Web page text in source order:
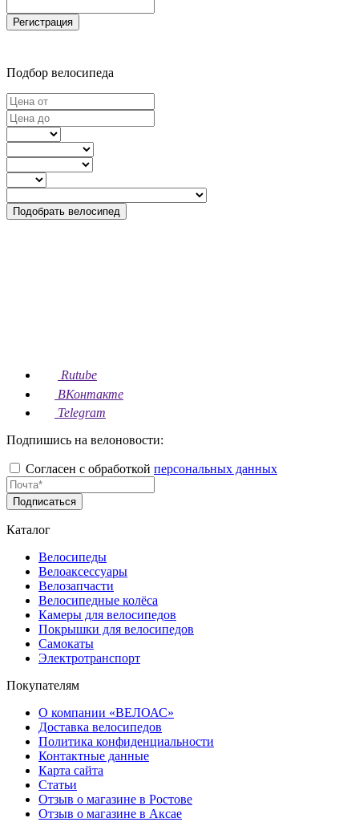
Регистрация
Подбор велосипеда
Подобрать велосипед
Rutube
ВКонтакте
Telegram
Подпишись на велоновости:
Согласен с обработкой персональных данных
Подписаться
Каталог
Велосипеды
Велоаксессуары
Велозапчасти
Велосипедные колёса
Камеры для велосипедов
Покрышки для велосипедов
Самокаты
Электротранспорт
Покупателям
О компании «ВЕЛОАС»
Доставка велосипедов
Политика конфиденциальности
Контактные данные
Карта сайта
Статьи
Отзыв о магазине в Ростове
Отзыв о магазине в Аксае